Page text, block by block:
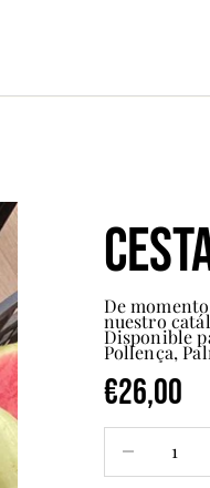
De
nuestro
Disponible
Pollença,
Precio
€26,00